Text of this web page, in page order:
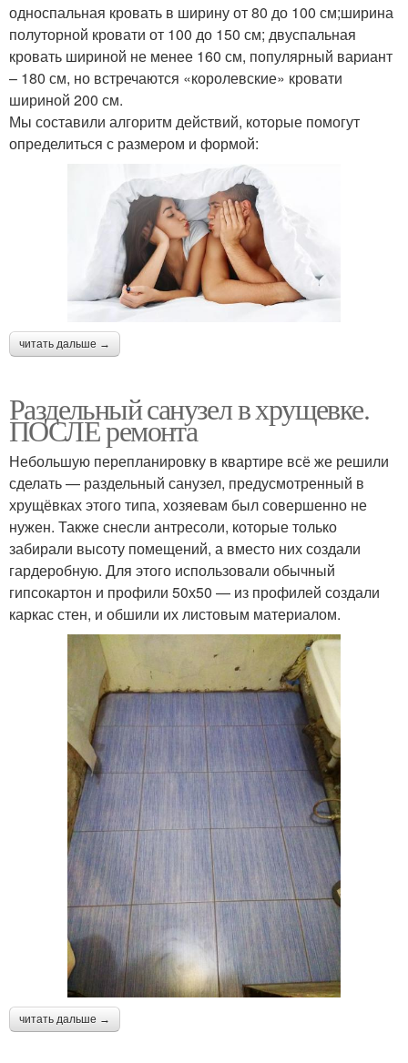
односпальная кровать в ширину от 80 до 100 см;ширина
полуторной кровати от 100 до 150 см; двуспальная
кровать шириной не менее 160 см, популярный вариант
– 180 см, но встречаются «королевские» кровати
шириной 200 см.
Мы составили алгоритм действий, которые помогут
определиться с размером и формой:
читать дальше →
Раздельный санузел в хрущевке.
ПОСЛЕ ремонта
Небольшую перепланировку в квартире всё же решили
сделать — раздельный санузел, предусмотренный в
хрущёвках этого типа, хозяевам был совершенно не
нужен. Также снесли антресоли, которые только
забирали высоту помещений, а вместо них создали
гардеробную. Для этого использовали обычный
гипсокартон и профили 50х50 — из профилей создали
каркас стен, и обшили их листовым материалом.
читать дальше →